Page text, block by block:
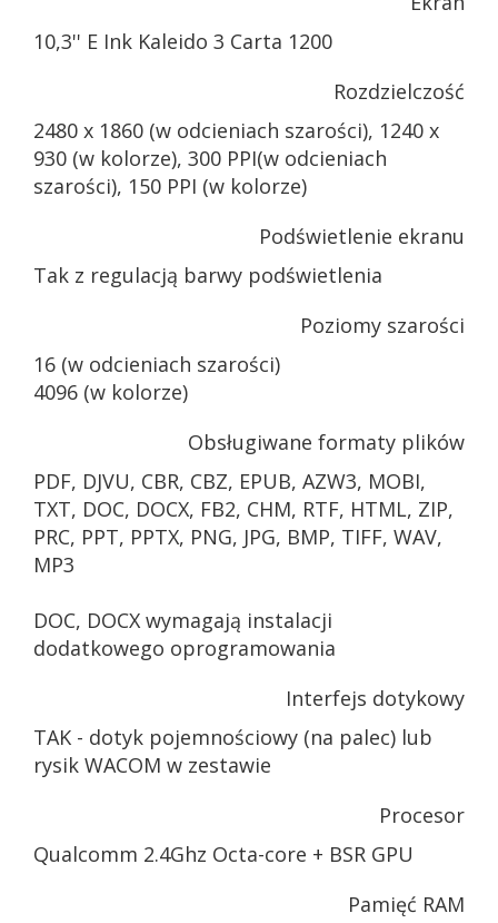
10,3'' E Ink Kaleido 3 Carta 1200
Rozdzielczość
2480 x 1860 (w odcieniach szarości), 1240 x
930 (w kolorze), 300 PPI(w odcieniach
szarości), 150 PPI (w kolorze)
Podświetlenie ekranu
Tak z regulacją barwy podświetlenia
Poziomy szarości
16 (w odcieniach szarości)
4096 (w kolorze)
Obsługiwane formaty plików
PDF, DJVU, CBR, CBZ, EPUB, AZW3, MOBI,
TXT, DOC, DOCX, FB2, CHM, RTF, HTML, ZIP,
PRC, PPT, PPTX, PNG, JPG, BMP, TIFF, WAV,
MP3
DOC, DOCX wymagają instalacji
dodatkowego oprogramowania
Interfejs dotykowy
TAK - dotyk pojemnościowy (na palec) lub
rysik WACOM w zestawie
Procesor
Qualcomm 2.4Ghz Octa-core + BSR GPU
Pamięć RAM